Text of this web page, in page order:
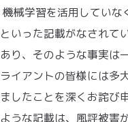
械学習を活用していな
いった記載がなされて
り、そのような事実は
イアントの皆様には多
したことを深くお詫び
うな記載は、風評被害